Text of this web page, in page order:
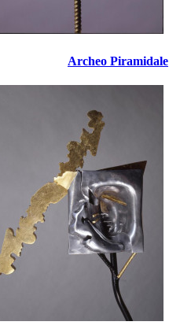
Archeo Piramidale